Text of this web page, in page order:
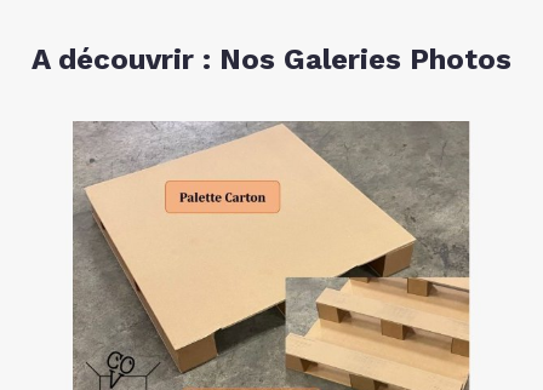
A découvrir : Nos Galeries Photos